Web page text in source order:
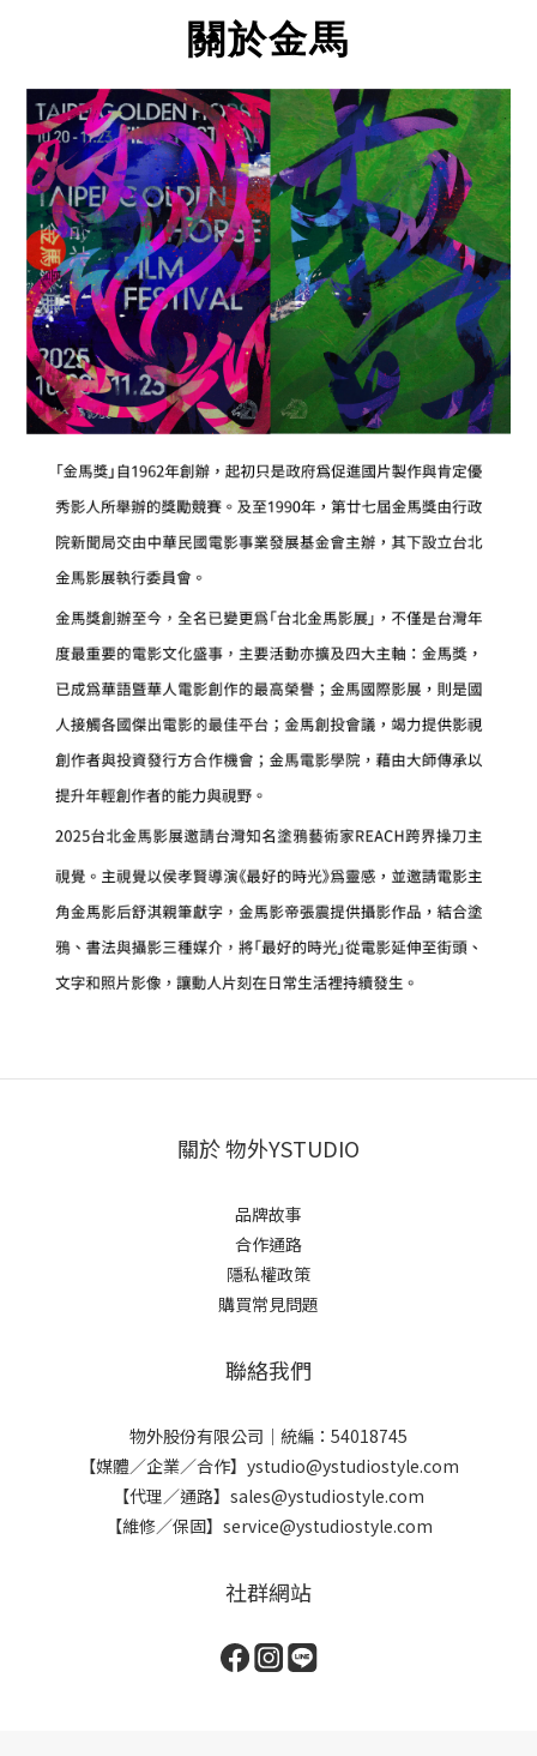
關於金馬
關於 物外YSTUDIO
品牌故事
合作通路
隱私權政策
購買常見問題
聯絡我們
物外股份有限公司｜統編：54018745
【媒體／企業／合作】ystudio@ystudiostyle.com
【代理／通路】sales@ystudiostyle.com
【維修／保固】service@ystudiostyle.com
社群網站